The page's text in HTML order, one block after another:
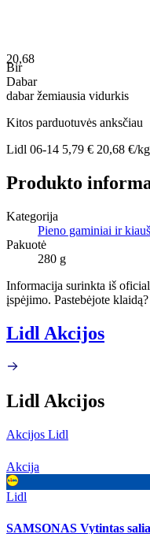
20,68
Bir
Dabar
dabaržemiausia vidurkis
Kitos parduotuvės anksčiau
Lidl 06-14 5,79 € 20,68 €/kg
Produkto
Kategorija
Pieno gaminiai ir
Pakuotė
280 g
Informacija surinkta iš
įspėjimo. Pastebėjote klaidą?
Lidl Akcijos
Lidl Akcijos
Akcijos Lidl
Akcija
Lidl
SAMSONAS Vytintas